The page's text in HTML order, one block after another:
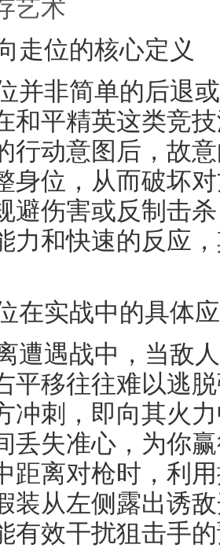
艺术
走位的核心定义
并非简单的后退
和平精英这类竞
行动意图后，故
身位，从而破坏
避伤害或反制击
力和快速的反应
在实战中的具体
遭遇战中，当敌
平移往往难以逃
冲刺，即向其火
丢失准心，为你
距离对枪时，利
装从左侧露出诱
有效干扰狙击手